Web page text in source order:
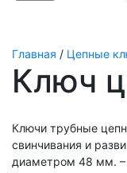
Главная / Цепные
Ключ
Ключи трубные
свинчивания и
диаметром 48 мм.